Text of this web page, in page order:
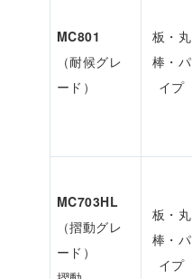
MC801
（耐候グレ
ード）
板・丸
棒・パ
イプ
MC703HL
（摺動グレ
ード）
板・丸
棒・パ
イプ